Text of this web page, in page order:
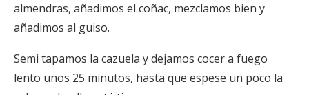
almendras, añadimos el coñac, mezclamos bien y
añadimos al guiso.
Semi tapamos la cazuela y dejamos cocer a fuego
lento unos 25 minutos, hasta que espese un poco la